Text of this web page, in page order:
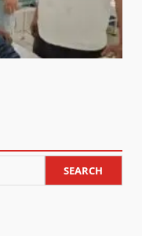
SEARCH